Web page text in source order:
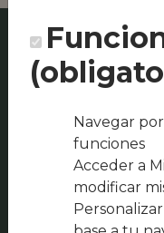
Navegar
funciones
Acceder a
modificar